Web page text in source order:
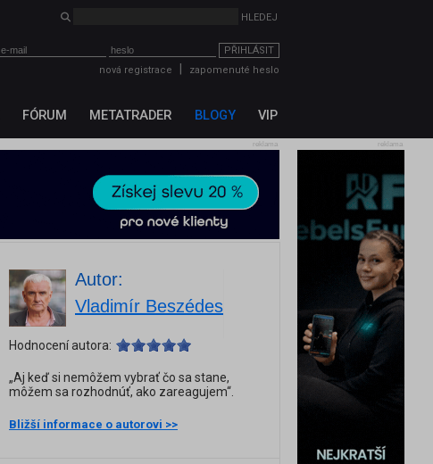
PŘIHLÁSIT
nová registrace
zapomenuté heslo
FÓRUM METATRADER BLOGY VIP
reklama
reklama
Autor:
Vladimír Beszédes
Hodnocení autora:
„Aj keď si nemôžem vybrať čo sa stane,
môžem sa rozhodnúť, ako zareagujem“.
Bližší informace o autorovi >>